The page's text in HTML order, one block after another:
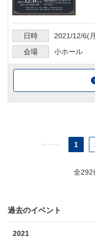
日時 2021/12/6(
会場
小ホール
1
全292
過去のイベント